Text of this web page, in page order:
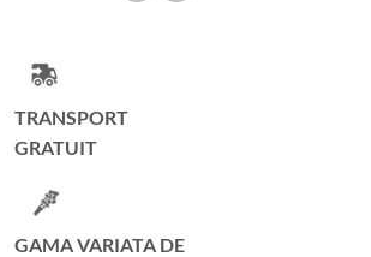
TRANSPORT
GRATUIT
GAMA VARIATA DE